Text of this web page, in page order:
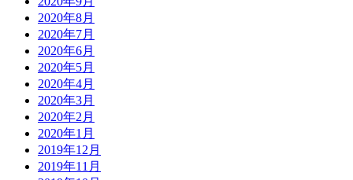
2020年8月
2020年7月
2020年6月
2020年5月
2020年4月
2020年3月
2020年2月
2020年1月
2019年12月
2019年11月